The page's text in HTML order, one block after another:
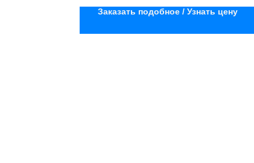
Заказать подобное / Узнать цену